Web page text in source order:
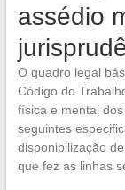
assédio
O quadro legal
Código do
física e mental
seguintes
disponibilização
que fez as linhas